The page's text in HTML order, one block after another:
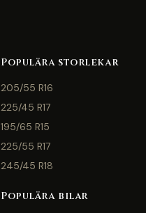
Populära storlekar
205/55 R16
225/45 R17
195/65 R15
225/55 R17
245/45 R18
Populära bilar